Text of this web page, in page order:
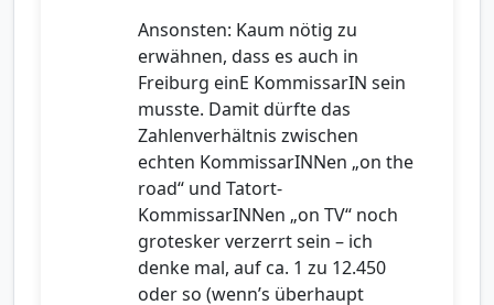
Ansonsten: Kaum nötig zu
erwähnen, dass es auch in
Freiburg einE KommissarIN sein
musste. Damit dürfte das
Zahlenverhältnis zwischen
echten KommissarINNen „on the
road“ und Tatort-
KommissarINNen „on TV“ noch
grotesker verzerrt sein – ich
denke mal, auf ca. 1 zu 12.450
oder so (wenn’s überhaupt